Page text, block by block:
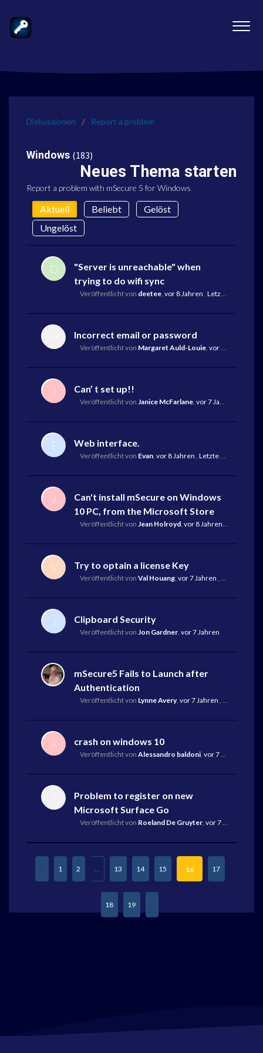
Diskussionen Report a problem
Windows 183
Neues Thema starten
Report a problem with mSecure 5 for Windows
Aktuell Beliebt
Gelöst
Ungelöst
D
"Server is unreachable" when
trying to do wifi sync
Veröffentlicht von deetee, vor 8 Jahren , Letzte Antwort
Incorrect email or password
Veröffentlicht von Margaret Auld-Louie, vor 7 Jahren
J Can’ t set up!!
Veröffentlicht von Janice McFarlane, vor 7 Jahren
E Web interface.
Veröffentlicht von Evan, vor 8 Jahren , Letzte Antwort
J
Can't install mSecure on Windows
10 PC, from the Microsoft Store
Veröffentlicht von Jean Holroyd, vor 8 Jahren,Letzte
V Try to optain a license Key
Veröffentlicht von Val Houang, vor 7 Jahren , Letzte
J Clipboard Security
Veröffentlicht von Jon Gardner, vor 7 Jahren
mSecure5 Fails to Launch after
Authentication
Veröffentlicht von Lynne Avery, vor 7 Jahren , Letzte
A crash on windows 10
Veröffentlicht von Alessandro baldoni, vor 7 Jahren
Problem to register on new
Microsoft Surface Go
Veröffentlicht von Roeland De Gruyter, vor 7 Jahren
1 2 … 13 14 15 16 17
18 19